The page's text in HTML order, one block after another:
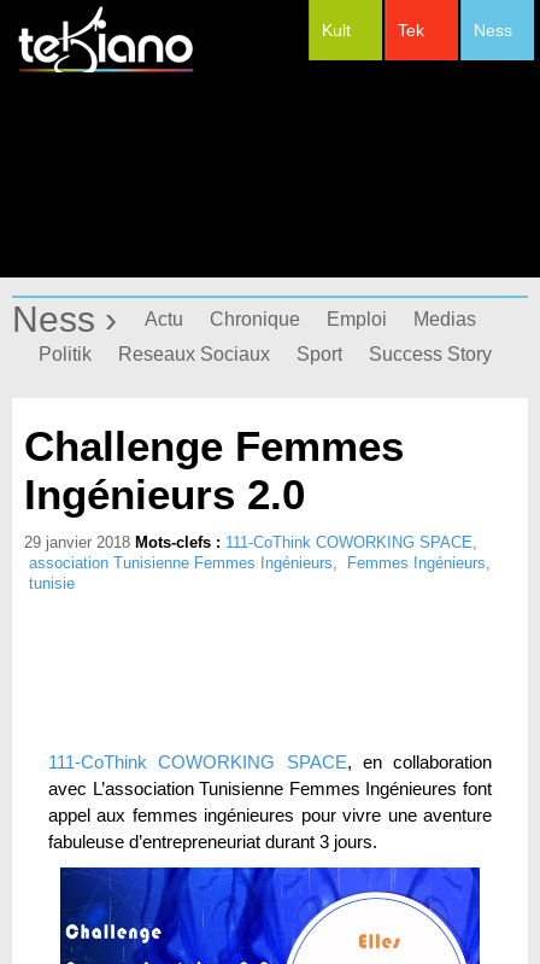
Ness
Tek
Kult
Ness › Actu Chronique Emploi
Medias
Politik
Reseaux Sociaux Sport Success Story
Challenge Femmes
Ingénieurs 2.0
29 janvier 2018 Mots-clefs : 111-CoThink COWORKING SPACE,
association Tunisienne Femmes Ingénieurs, Femmes Ingénieurs,
tunisie
111-CoThink COWORKING SPACE, en collaboration
avec L’association Tunisienne Femmes Ingénieures font
appel aux femmes ingénieures pour vivre une aventure
fabuleuse d’entrepreneuriat durant 3 jours.